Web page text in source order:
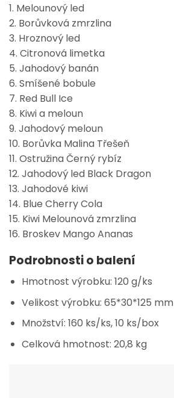
1. Melounový led
2. Borůvková zmrzlina
3. Hroznový led
4. Citronová limetka
5. Jahodový banán
6. Smíšené bobule
7. Red Bull Ice
8. Kiwi a meloun
9. Jahodový meloun
10. Borůvka Malina Třešeň
11. Ostružina Černý rybíz
12. Jahodový led Black Dragon
13. Jahodové kiwi
14. Blue Cherry Cola
15. Kiwi Melounová zmrzlina
16. Broskev Mango Ananas
Podrobnosti o balení
Hmotnost výrobku: 120 g/ks
Velikost výrobku: 65*30*125 mm
Množství: 160 ks/ks, 10 ks/box
Celková hmotnost: 20,8 kg